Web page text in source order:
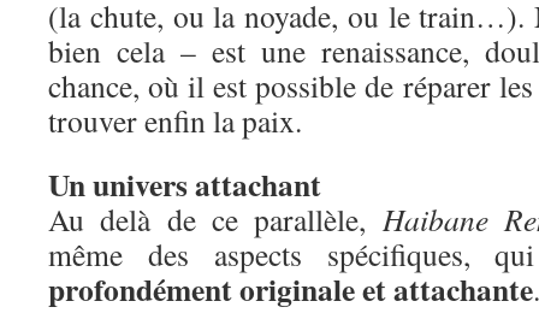
(la chute, ou la noyade, ou le train…).
bien cela – est une renaissance,
chance, où il est possible de réparer
trouver enfin la paix.
Un univers attachant
Au delà de ce parallèle, Haibane
même des aspects spécifiques,
profondément originale et attachante.